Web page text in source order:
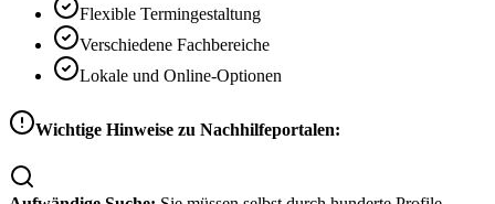
Flexible Termingestaltung
Verschiedene Fachbereiche
Lokale und Online-Optionen
Wichtige Hinweise zu Nachhilfeportalen: